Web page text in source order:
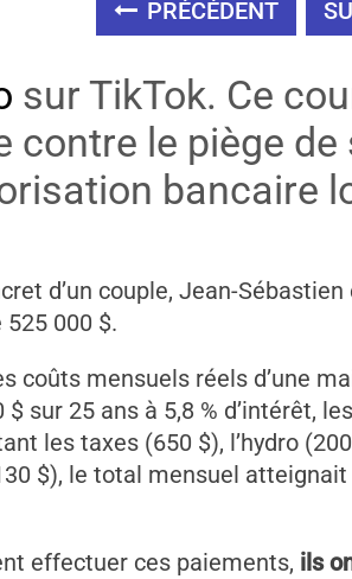
PRÉCÉDENT
sur TikTok. Ce
contre le piège de
bancaire
d’un couple, Jean-
000 $.
coûts mensuels réels d’une
sur 25 ans à 5,8 % d’intérêt,
les taxes (650 $), l’hydro
$), le total mensuel atteignait
effectuer ces paiements, ils